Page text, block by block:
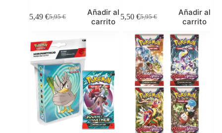
5,95€
El
original
era:
5,95 €.
5,49 €El
actual
es:
5,49 €.
Añadir al
carrito
5,95€
El
original
era:
5,95 €.
5,50 €El
actual
es:
5,50 €.
Añadir al
carrito